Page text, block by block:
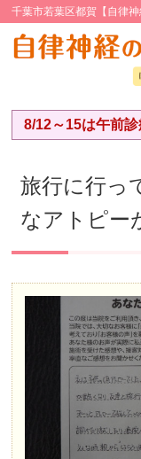
千葉市若葉区都賀【自律
8/12～15は午前診
旅行に行っ
なアトピー